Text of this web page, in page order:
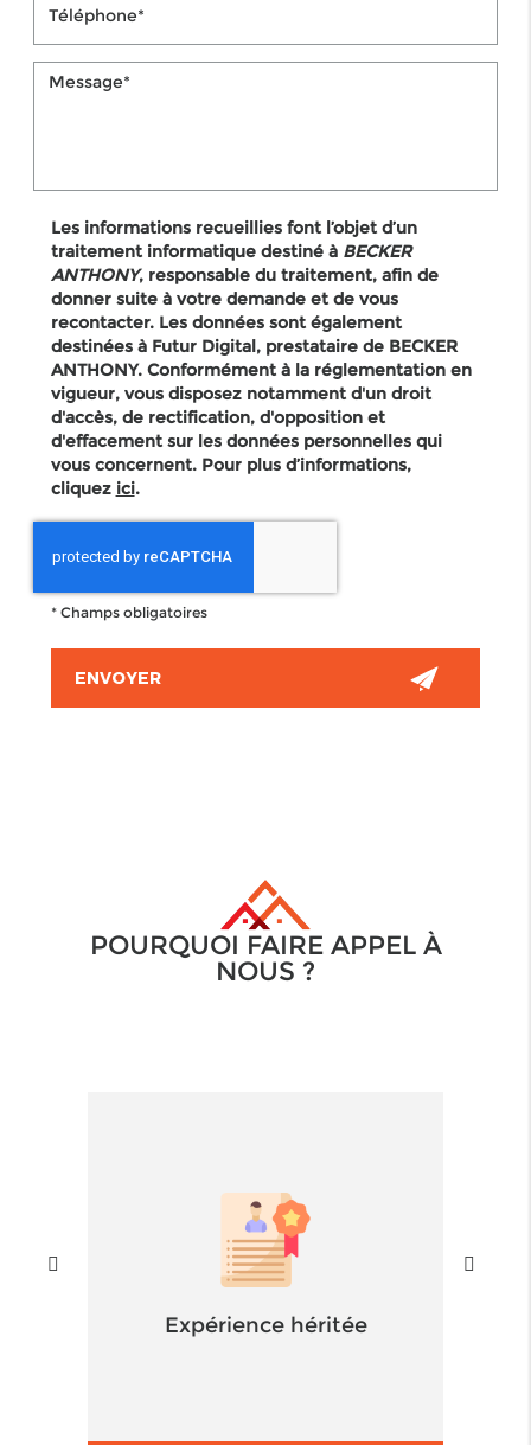
Les informations recueillies font l’objet d’un
traitement informatique destiné àBECKER
ANTHONY, responsable du traitement, afin de
donner suite à votre demande et de vous
recontacter. Les données sont également
destinées à Futur Digital, prestataire de BECKER
ANTHONY. Conformément à la réglementation en
vigueur, vous disposez notamment d'un droit
d'accès, de rectification, d'opposition et
d'effacement sur les données personnelles qui
vous concernent. Pour plus d’informations,
cliquez ici.
* Champs obligatoires
POURQUOI FAIRE APPEL À
NOUS ?
Expérience héritée